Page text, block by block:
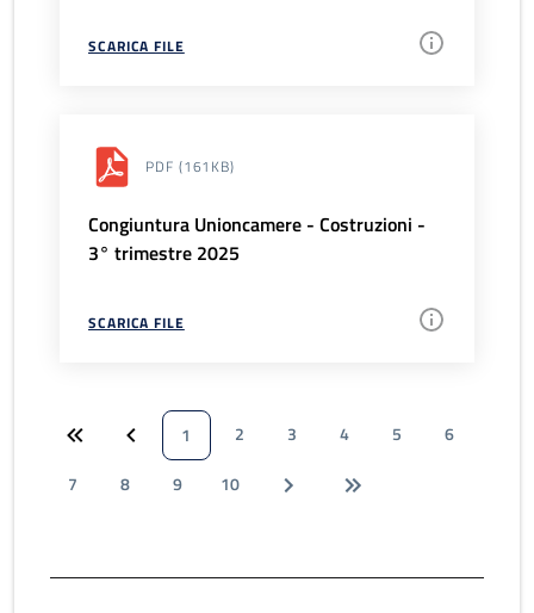
SCARICA FILE
PDF (161KB)
Congiuntura Unioncamere - Costruzioni -
3° trimestre 2025
SCARICA FILE
1 2 3 4 5
6
7
8 9 10